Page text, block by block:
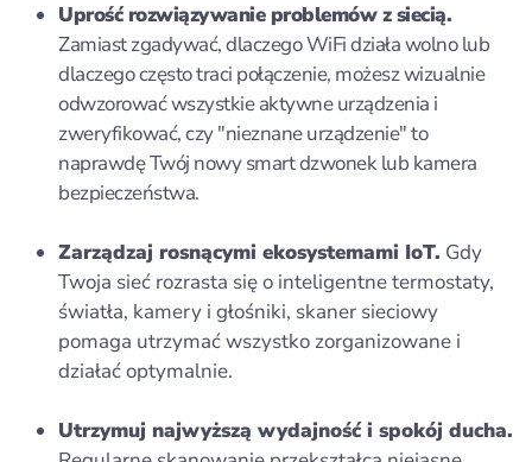
Uprość rozwiązywanie problemów z siecią.
Zamiast zgadywać, dlaczego WiFi działa wolno lub
dlaczego często traci połączenie, możesz wizualnie
odwzorować wszystkie aktywne urządzenia i
zweryfikować, czy "nieznane urządzenie" to
naprawdę Twój nowy smart dzwonek lub kamera
bezpieczeństwa.
Zarządzaj rosnącymi ekosystemami IoT. Gdy
Twoja sieć rozrasta się o inteligentne termostaty,
światła, kamery i głośniki, skaner sieciowy
pomaga utrzymać wszystko zorganizowane i
działać optymalnie.
Utrzymuj najwyższą wydajność i spokój ducha.